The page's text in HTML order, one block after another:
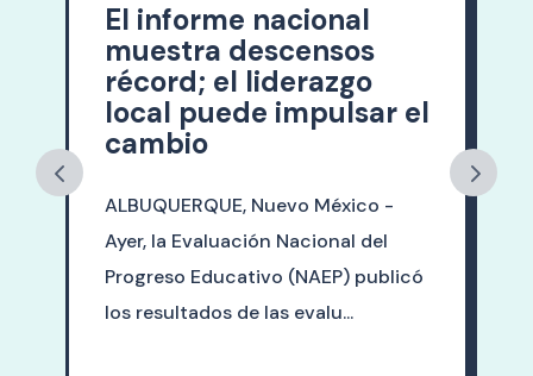
El informe nacional
muestra descensos
récord; el liderazgo
local puede impulsar el
cambio
ALBUQUERQUE, Nuevo México -
Ayer, la Evaluación Nacional del
Progreso Educativo (NAEP) publicó
los resultados de las evalu...